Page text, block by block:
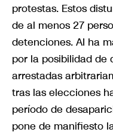
protestas. Estos
de al menos 27
detenciones. AI ha
por la posibilidad de
arrestadas
tras las elecciones
período de
pone de manifiesto